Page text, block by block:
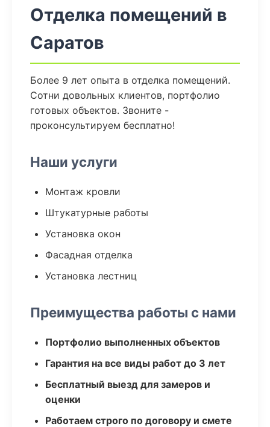
Отделка помещений в
Саратов
Более 9 лет опыта в отделка помещений.
Сотни довольных клиентов, портфолио
готовых объектов. Звоните -
проконсультируем бесплатно!
Наши услуги
Монтаж кровли
Штукатурные работы
Установка окон
Фасадная отделка
Установка лестниц
Преимущества работы с нами
Портфолио выполненных объектов
Гарантия на все виды работ до 3 лет
Бесплатный выезд для замеров и
оценки
Работаем строго по договору и смете